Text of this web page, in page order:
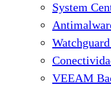
System
VEEAM